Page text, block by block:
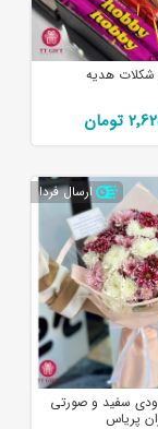
هدیه
تومان
ارسال فردا
سفید و صورتی
پریاس